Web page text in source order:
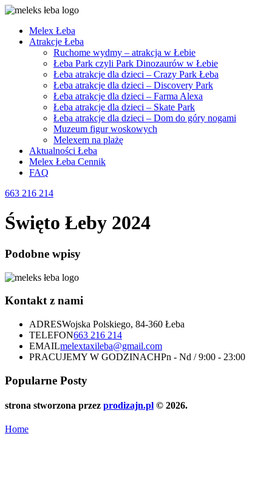
Melex Łeba
Atrakcje Łeba
Ruchome wydmy – atrakcja w Łebie
Łeba Park czyli Park Dinozaurów w Łebie
Łeba atrakcje dla dzieci – Crazy Park Łeba
Łeba atrakcje dla dzieci – Discovery Park
Łeba atrakcje dla dzieci – Farma Alexa
Łeba atrakcje dla dzieci – Skate Park
Łeba atrakcje dla dzieci – Dom do góry nogami
Muzeum figur woskowych
Melexem na plażę
Aktualności Łeba
Melex Łeba Cennik
FAQ
663 216 214
Święto Łeby 2024
Podobne wpisy
Kontakt z nami
ADRESWojska Polskiego, 84-360 Łeba
TELEFON663 216 214
EMAILmelextaxileba@gmail.com
PRACUJEMY W GODZINACHPn - Nd / 9:00 - 23:00
Popularne Posty
strona stworzona przez prodizajn.pl © 2026.
Home